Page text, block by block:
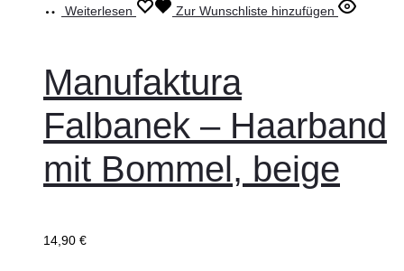
Weiterlesen
Zur Wunschliste hinzufügen
Manufaktura
Falbanek – Haarband
mit Bommel, beige
14,90 €